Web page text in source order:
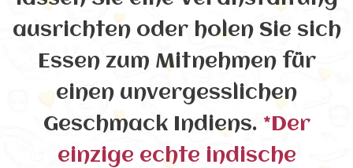
ausrichten oder holen Sie sich
Essen zum Mitnehmen für
einen unvergesslichen
Geschmack Indiens. *Der
einzige echte indische